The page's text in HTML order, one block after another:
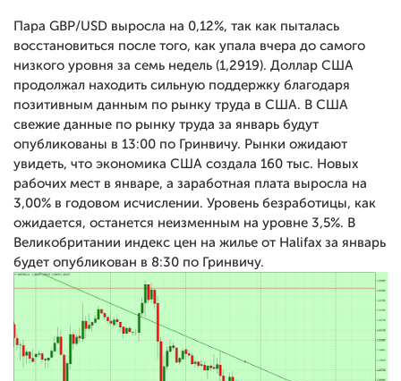
Пара GBP/USD выросла на 0,12%, так как пыталась
восстановиться после того, как упала вчера до самого
низкого уровня за семь недель (1,2919). Доллар США
продолжал находить сильную поддержку благодаря
позитивным данным по рынку труда в США. В США
свежие данные по рынку труда за январь будут
опубликованы в 13:00 по Гринвичу. Рынки ожидают
увидеть, что экономика США создала 160 тыс. Новых
рабочих мест в январе, а заработная плата выросла на
3,00% в годовом исчислении. Уровень безработицы, как
ожидается, останется неизменным на уровне 3,5%. В
Великобритании индекс цен на жилье от Halifax за январь
будет опубликован в 8:30 по Гринвичу.